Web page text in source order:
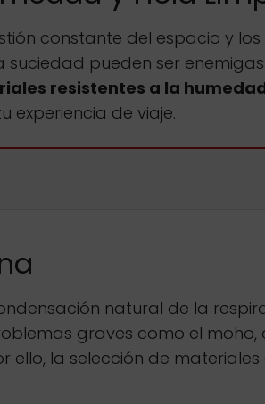
constante del espacio y los
pueden ser enemigas
resistentes a la
experiencia de viaje.
natural de la
graves como el
ello, la selección de